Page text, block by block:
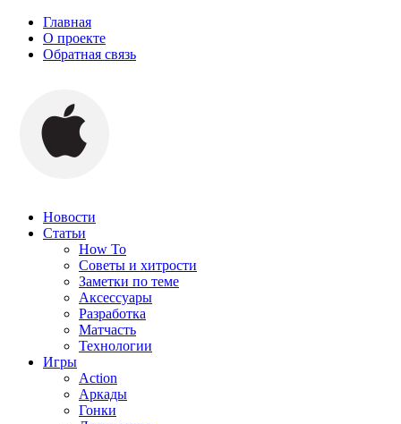
Главная
О проекте
Обратная связь
Новости
Статьи
How To
Советы и хитрости
Заметки по теме
Аксессуары
Разработка
Матчасть
Технологии
Игры
Action
Аркады
Гонки